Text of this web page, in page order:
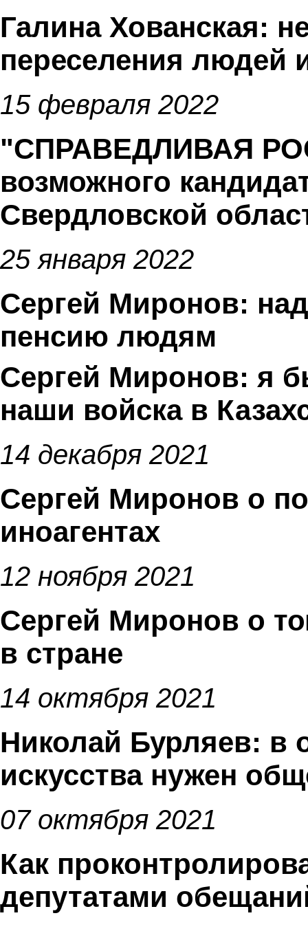
Галина Хованская:
переселения людей
15 февраля 2022
"СПРАВЕДЛИВАЯ
возможного
Свердловской
25 января 2022
Сергей Миронов:
пенсию людям
Сергей Миронов: я
наши войска в
14 декабря 2021
Сергей Миронов о
иноагентах
12 ноября 2021
Сергей Миронов о
в стране
14 октября 2021
Николай Бурляев: в
искусства нужен
07 октября 2021
Как
депутатами